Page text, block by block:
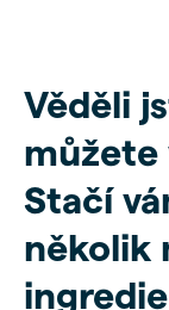
Věděli
můžete
Stačí
několik